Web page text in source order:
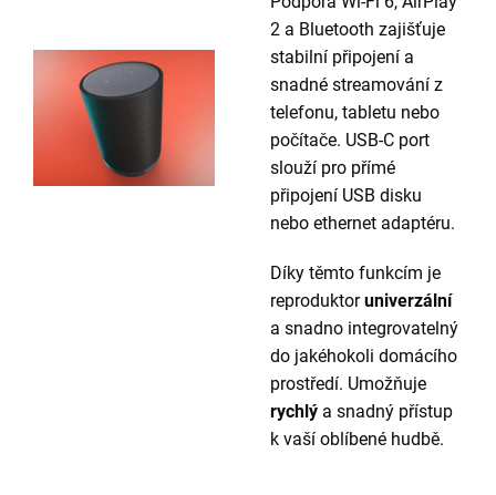
2 a Bluetooth zajišťuje
stabilní připojení a
snadné streamování z
telefonu, tabletu nebo
počítače. USB-C port
slouží pro přímé
připojení USB disku
nebo ethernet adaptéru.
Díky těmto funkcím je
reproduktoruniverzální
a snadno integrovatelný
do jakéhokoli domácího
prostředí. Umožňuje
rychlý a snadný přístup
k vaší oblíbené hudbě.